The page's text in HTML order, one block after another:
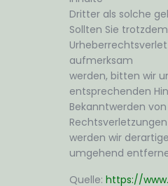
Dritter als solche
Sollten Sie
aufmerksam
werden, bitten wir
entsprechenden
Bekanntwerden von
Rechtsverletzungen
werden wir
umgehend
Quelle: https://